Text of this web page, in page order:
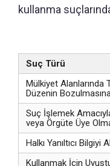
kullanma
Suç Türü
Mülkiyet Alanlarında
Düzenin
Suç İşlemek
veya Örgüte Üye
Halkı Yanıltıcı Bilgiyi
Kullanmak İçin